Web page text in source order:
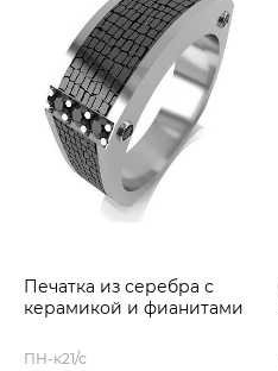
Печатка из серебра с
керамикой и фианитами
ПН-к21/с